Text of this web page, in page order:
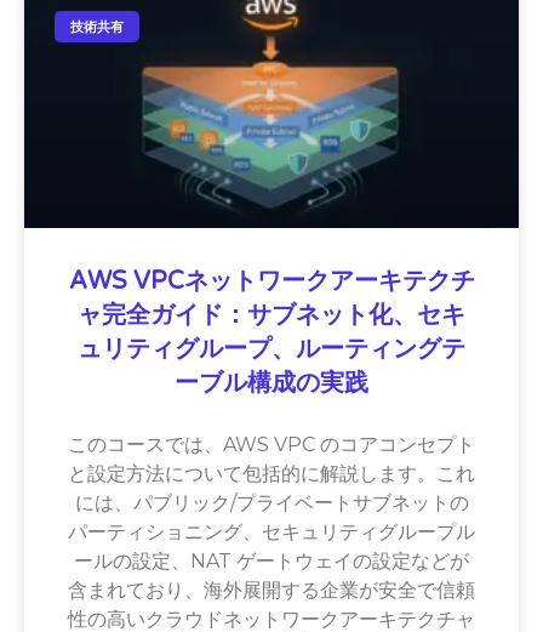
技術共有
AWS VPCネットワークアーキテクチ
ャ完全ガイド：サブネット化、セキ
ュリティグループ、ルーティングテ
ーブル構成の実践
このコースでは、AWS VPC のコアコンセプト
と設定方法について包括的に解説します。これ
には、パブリック/プライベートサブネットの
パーティショニング、セキュリティグループル
ールの設定、NAT ゲートウェイの設定などが
含まれており、海外展開する企業が安全で信頼
性の高いクラウドネットワークアーキテクチャ